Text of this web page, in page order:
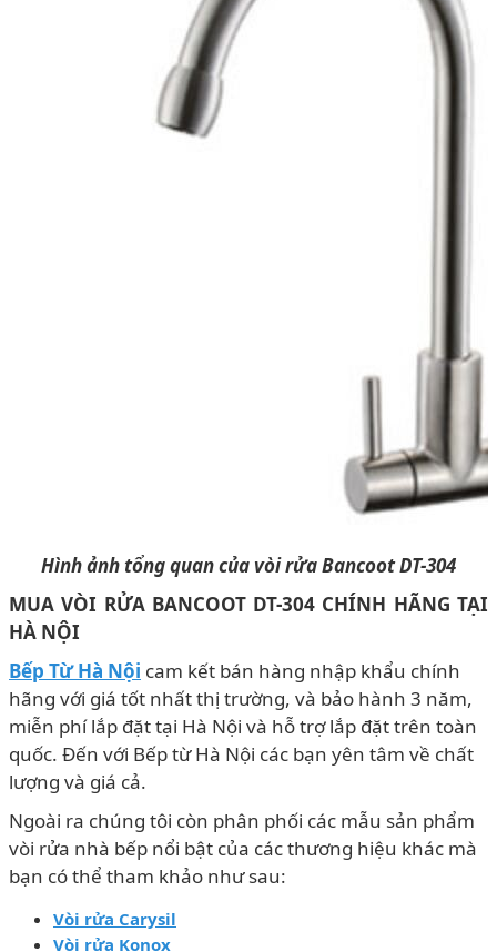
Hình ảnh tổng quan của vòi rửa Bancoot DT-304
MUA VÒI RỬA BANCOOT DT-304 CHÍNH HÃNG TẠI
HÀ NỘI
Bếp Từ Hà Nội cam kết bán hàng nhập khẩu chính
hãng với giá tốt nhất thị trường, và bảo hành 3 năm,
miễn phí lắp đặt tại Hà Nội và hỗ trợ lắp đặt trên toàn
quốc. Đến với Bếp từ Hà Nội các bạn yên tâm về chất
lượng và giá cả.
Ngoài ra chúng tôi còn phân phối các mẫu sản phẩm
vòi rửa nhà bếp nổi bật của các thương hiệu khác mà
bạn có thể tham khảo như sau:
Vòi rửa Carysil
Vòi rửa Konox